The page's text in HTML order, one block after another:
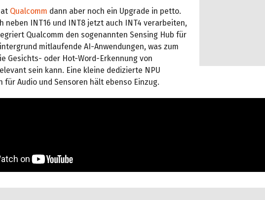
Qualcomm dann aber noch ein Upgrade in petto.
neben INT16 und INT8 jetzt auch INT4 verarbeiten,
Qualcomm den sogenannten Sensing Hub für
mitlaufende AI-Anwendungen, was zum
Gesichts- oder Hot-Word-Erkennung von
sein kann. Eine kleine dedizierte NPU
für Audio und Sensoren hält ebenso Einzug.